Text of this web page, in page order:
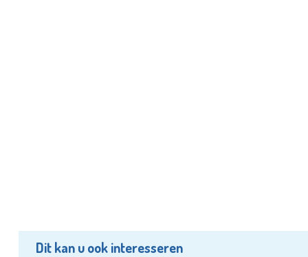
Dit kan u ook interesseren